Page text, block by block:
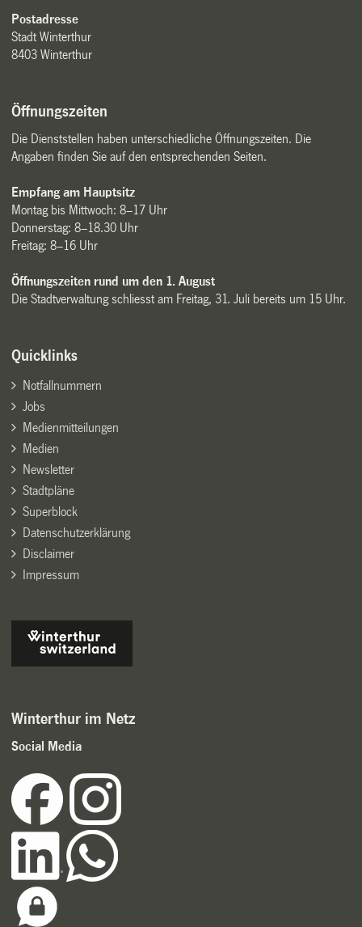
Postadresse
Stadt Winterthur
8403 Winterthur
Öffnungszeiten
Die Dienststellen haben unterschiedliche Öffnungszeiten. Die
Angaben finden Sie auf den entsprechenden Seiten.
Empfang am Hauptsitz
Montag bis Mittwoch: 8–17 Uhr
Donnerstag: 8–18.30 Uhr
Freitag: 8–16 Uhr
Öffnungszeiten rund um den 1. August
Die Stadtverwaltung schliesst am Freitag, 31. Juli bereits um 15 Uhr.
Quicklinks
Notfallnummern
Jobs
Medienmitteilungen
Medien
Newsletter
Stadtpläne
Superblock
Datenschutzerklärung
Disclaimer
Impressum
Winterthur im Netz
Social Media